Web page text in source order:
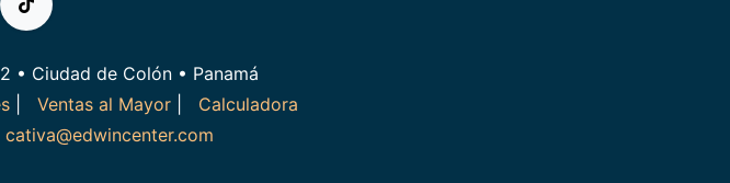
• Ciudad de Colón • Panamá
Ventas al Mayor
Calculadora
cativa@edwincenter.com